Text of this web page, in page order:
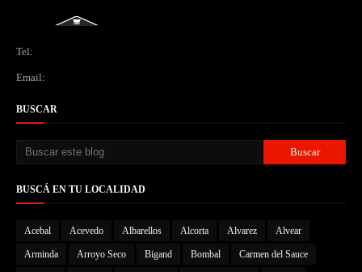
Tel:
Email:
BUSCAR
BUSCÁ EN TU LOCALIDAD
Acebal Acevedo Albarellos Alcorta Alvarez Alvear
Arminda Arroyo Seco Bigand Bombal Carmen del Sauce